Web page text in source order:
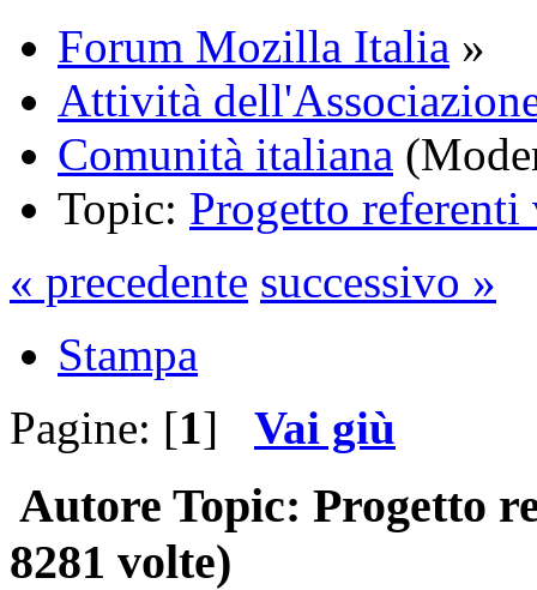
Forum Mozilla Italia »
Attività
Comunità italiana
Topic: Progetto
« precedente successivo »
Stampa
Pagine: [1] Vai giù
Autore Topic: Progetto
8281 volte)